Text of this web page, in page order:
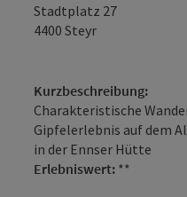
Stadtplatz 27
4400 Steyr
Kurzbeschreibung:
Charakteristische
Gipfelerlebnis auf dem
in der Ennser Hütte
Erlebniswert: **